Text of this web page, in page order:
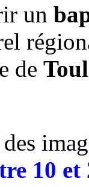
un
de
des
10 et